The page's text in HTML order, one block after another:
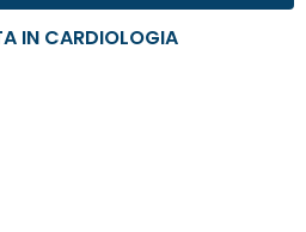
IN CARDIOLOGIA